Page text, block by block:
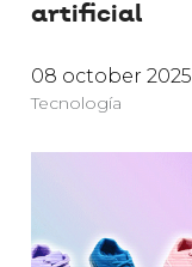
artificial
08 october 2025
Tecnología